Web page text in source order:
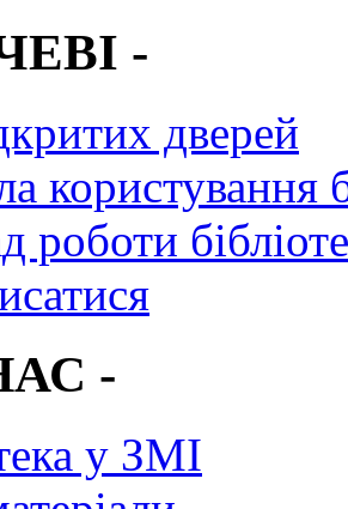
-
дверей
користування
роботи
-
у ЗМІ